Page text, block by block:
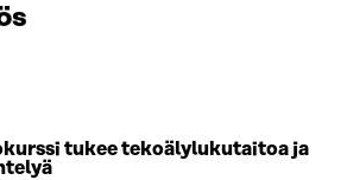
tukee tekoälylukutaitoa ja